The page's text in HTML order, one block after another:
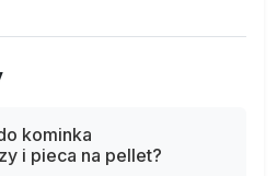
kominka
i pieca na pellet?